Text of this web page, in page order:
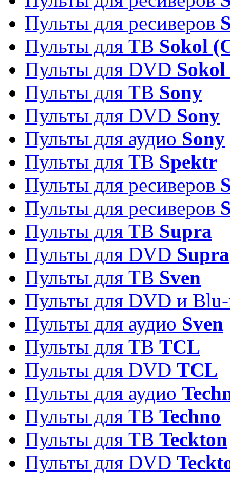
Пульты для ресиверов
Пульты для ТВ Sokol
Пульты для DVD
Пульты для ТВ Sony
Пульты для DVD Sony
Пульты для аудио Sony
Пульты для ТВ Spektr
Пульты для ресиверов
Пульты для ресиверов
Пульты для ТВ Supra
Пульты для DVD Supra
Пульты для ТВ Sven
Пульты для DVD и
Пульты для аудио Sven
Пульты для ТВ TCL
Пульты для DVD TCL
Пульты для аудио
Пульты для ТВ Techno
Пульты для ТВ Teckton
Пульты для DVD